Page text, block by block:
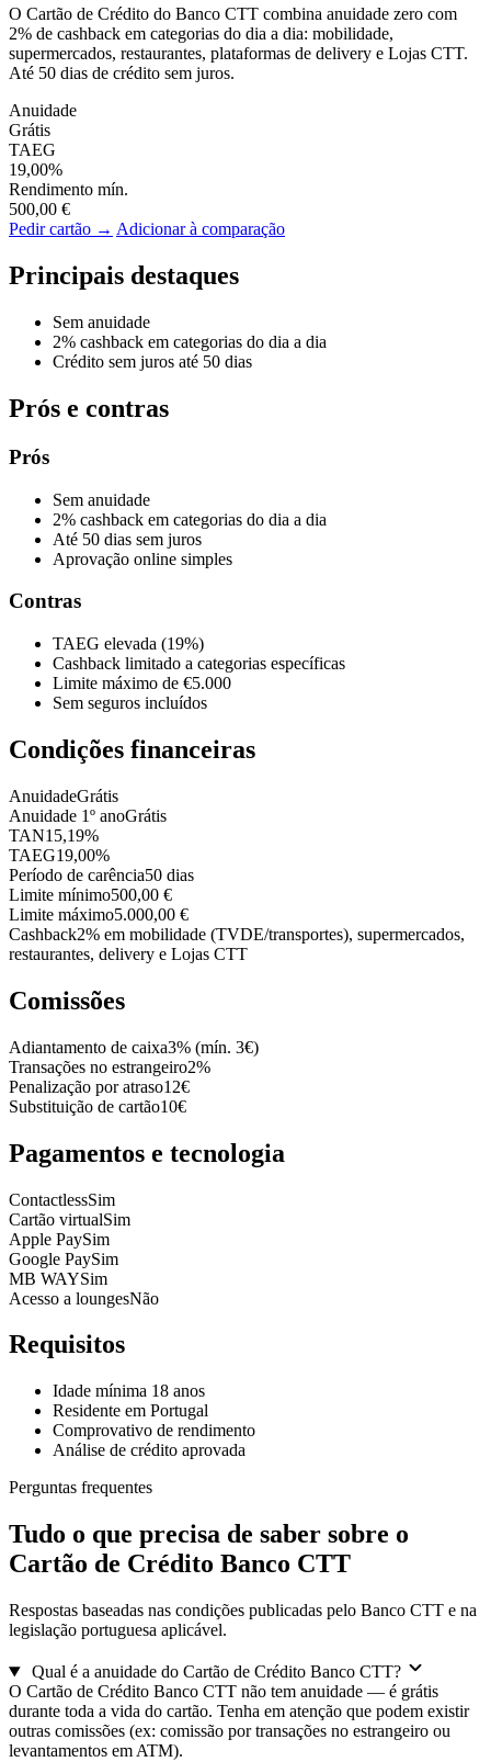
O Cartão de Crédito do Banco CTT combina anuidade zero com
2% de cashback em categorias do dia a dia: mobilidade,
supermercados, restaurantes, plataformas de delivery e Lojas CTT.
Até 50 dias de crédito sem juros.
Anuidade
Grátis
TAEG
19,00%
Rendimento mín.
500,00 €
Pedir cartão → Adicionar à comparação
Principais destaques
Sem anuidade
2% cashback em categorias do dia a dia
Crédito sem juros até 50 dias
Prós e contras
Prós
Sem anuidade
2% cashback em categorias do dia a dia
Até 50 dias sem juros
Aprovação online simples
Contras
TAEG elevada (19%)
Cashback limitado a categorias específicas
Limite máximo de €5.000
Sem seguros incluídos
Condições financeiras
AnuidadeGrátis
Anuidade 1º anoGrátis
TAN15,19%
TAEG19,00%
Período de carência50 dias
Limite mínimo500,00 €
Limite máximo5.000,00 €
Cashback2% em mobilidade (TVDE/transportes), supermercados,
restaurantes, delivery e Lojas CTT
Comissões
Adiantamento de caixa3% (mín. 3€)
Transações no estrangeiro2%
Penalização por atraso12€
Substituição de cartão10€
Pagamentos e tecnologia
ContactlessSim
Cartão virtualSim
Apple PaySim
Google PaySim
MB WAYSim
Acesso a loungesNão
Requisitos
Idade mínima 18 anos
Residente em Portugal
Comprovativo de rendimento
Análise de crédito aprovada
Perguntas frequentes
Tudo o que precisa de saber sobre o
Cartão de Crédito Banco CTT
Respostas baseadas nas condições publicadas pelo Banco CTT e na
legislação portuguesa aplicável.
Qual é a anuidade do Cartão de Crédito Banco CTT?
O Cartão de Crédito Banco CTT não tem anuidade — é grátis
durante toda a vida do cartão. Tenha em atenção que podem existir
outras comissões (ex: comissão por transações no estrangeiro ou
levantamentos em ATM).